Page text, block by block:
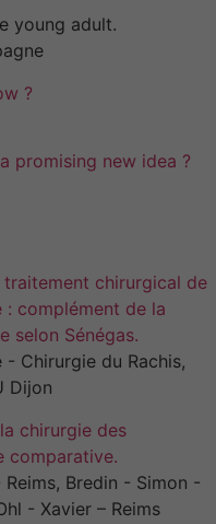
young adult.
?
promising new idea ?
chirurgical de
: complément de la
selon Sénégas.
- Chirurgie du Rachis,
Dijon
chirurgie des
comparative.
Bredin - Simon -
- Xavier – Reims
Nécessaires
Ces cookies ne
fonctionnement
du site Web.
Afin que nous
améliorer la
fonctionnalité
et la
structure du
fonction de
la manière
dont le site
Web est
utilisé.